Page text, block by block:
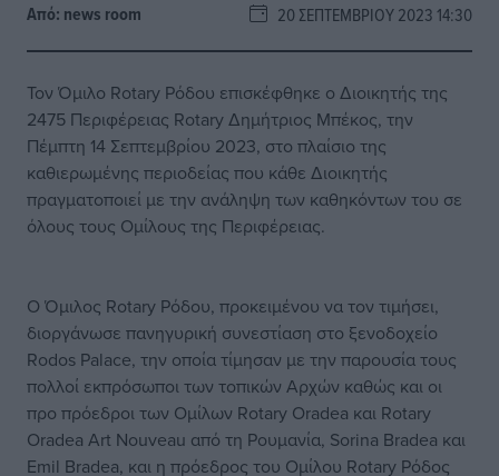
Από: news room 20 ΣΕΠΤΕΜΒΡΊΟΥ 2023 14:30
Τον Όμιλο Rotary Ρόδου επισκέφθηκε ο Διοικητής της
2475 Περιφέρειας Rotary Δημήτριος Μπέκος, την
Πέμπτη 14 Σεπτεμβρίου 2023, στο πλαίσιο της
καθιερωμένης περιοδείας που κάθε Διοικητής
πραγματοποιεί με την ανάληψη των καθηκόντων του σε
όλους τους Ομίλους της Περιφέρειας.
Ο Όμιλος Rotary Ρόδου, προκειμένου να τον τιμήσει,
διοργάνωσε πανηγυρική συνεστίαση στο ξενοδοχείο
Rodos Palace, την οποία τίμησαν με την παρουσία τους
πολλοί εκπρόσωποι των τοπικών Αρχών καθώς και οι
προ πρόεδροι των Ομίλων Rotary Oradea και Rotary
Oradea Art Nouveau από τη Ρουμανία, Sorina Bradea και
Emil Bradea, και η πρόεδρος του Ομίλου Rotary Ρόδος